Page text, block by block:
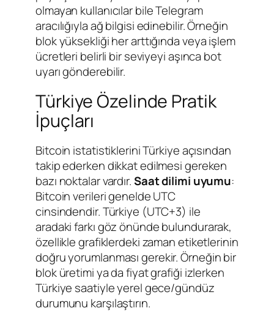
olmayan kullanıcılar bile Telegram
aracılığıyla ağ bilgisi edinebilir. Örneğin
blok yüksekliği her arttığında veya işlem
ücretleri belirli bir seviyeyi aşınca bot
uyarı gönderebilir.
Türkiye Özelinde Pratik
İpuçları
Bitcoin istatistiklerini Türkiye açısından
takip ederken dikkat edilmesi gereken
bazı noktalar vardır.Saat dilimi uyumu:
Bitcoin verileri genelde UTC
cinsindendir. Türkiye (UTC+3) ile
aradaki farkı göz önünde bulundurarak,
özellikle grafiklerdeki zaman etiketlerinin
doğru yorumlanması gerekir. Örneğin bir
blok üretimi ya da fiyat grafiği izlerken
Türkiye saatiyle yerel gece/gündüz
durumunu karşılaştırın.